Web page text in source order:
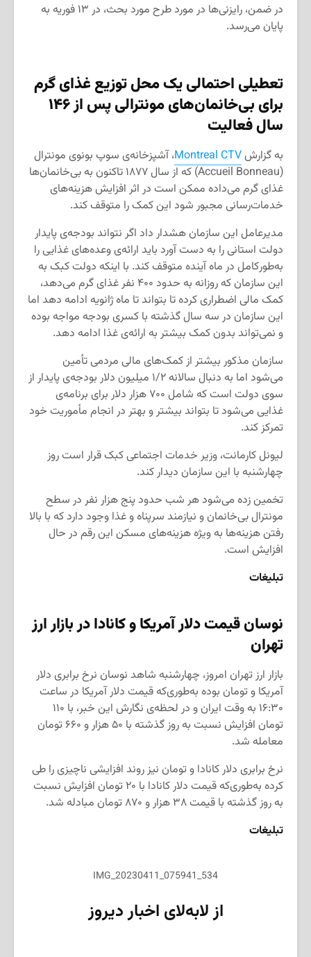
در ضمن، رایزنی‌ها در مورد طرح مورد بحث، در ۱۳ فوریه به
پایان می‌رسد.
تعطیلی احتمالی یک محل توزیع غذای گرم
برای بی‌خانمان‌های مونترالی پس از ۱۴۶
سال فعالیت
به گزارشMontreal CTV، آشپزخانه‌ی سوپ بونوی مونترال
(Accueil Bonneau) که از سال ۱۸۷۷ تاکنون به بی‌خانمان‌ها
غذای گرم می‌داده ممکن است در اثر افزایش هزینه‌های
خدمات‌رسانی مجبور شود این کمک را متوقف کند.
مدیرعامل این سازمان هشدار داد اگر نتواند بودجه‌ی پایدار
دولت استانی را به دست آورد باید ارائه‌ی وعده‌های غذایی را
به‌طور‌کامل در ماه آینده متوقف کند. با اینکه دولت کبک به
این سازمان که روزانه به حدود ۴۰۰ نفر غذای گرم می‌دهد،
کمک مالی اضطراری کرده تا بتواند تا ماه ژانویه ادامه دهد اما
این سازمان در سه سال گذشته با کسری بودجه مواجه بوده
و نمی‌تواند بدون کمک بیشتر به ارائه‌ی غذا ادامه دهد.
سازمان مذکور بیشتر از کمک‌های مالی مردمی تأمین
می‌شود اما به دنبال سالانه ۱/۲ میلیون دلار بودجه‌ی پایدار از
سوی دولت است که شامل ۷۰۰ هزار دلار برای برنامه‌ی
غذایی می‌شود تا بتواند بیشتر و بهتر در انجام مأموریت خود
تمرکز کند.
لیونل کارمانت، وزیر خدمات اجتماعی کبک قرار است روز
چهارشنبه با این سازمان دیدار کند.
تخمین زده می‌شود هر شب حدود پنج هزار نفر در سطح
مونترال بی‌خانمان و نیازمند سرپناه و غذا وجود دارد که با بالا
رفتن هزینه‌ها به ویژه هزینه‌های مسکن این رقم در حال
افزایش است.
تبلیغات
نوسان قیمت دلار آمریکا و کانادا در بازار ارز
تهران
بازار ارز تهران امروز، چهارشنبه شاهد نوسان نرخ برابری دلار
آمریکا و تومان بوده به‌طوری‌که قیمت دلار آمریکا در ساعت
۱۶:۳۰ به وقت ایران و در لحظه‌ی نگارش این خبر، با ۱۱۰
تومان افزایش نسبت به روز گذشته با ۵۰ هزار و ۶۶۰ تومان
معامله شد.
نرخ برابری دلار کانادا و تومان نیز روند افزایشی ناچیزی را طی
کرده به‌طوری‌که قیمت دلار کانادا با ۲۰ تومان افزایش نسبت
به روز گذشته با قیمت ۳۸ هزار و ۸۷۰ تومان مبادله شد.
تبلیغات
IMG_20230411_075941_534
از لابه‌لای اخبار دیروز